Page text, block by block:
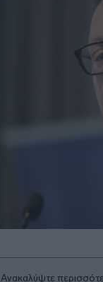
Ανακαλύψτε